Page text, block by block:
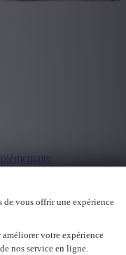
de vous offrir une expérience
votre expérience
nos service en ligne.